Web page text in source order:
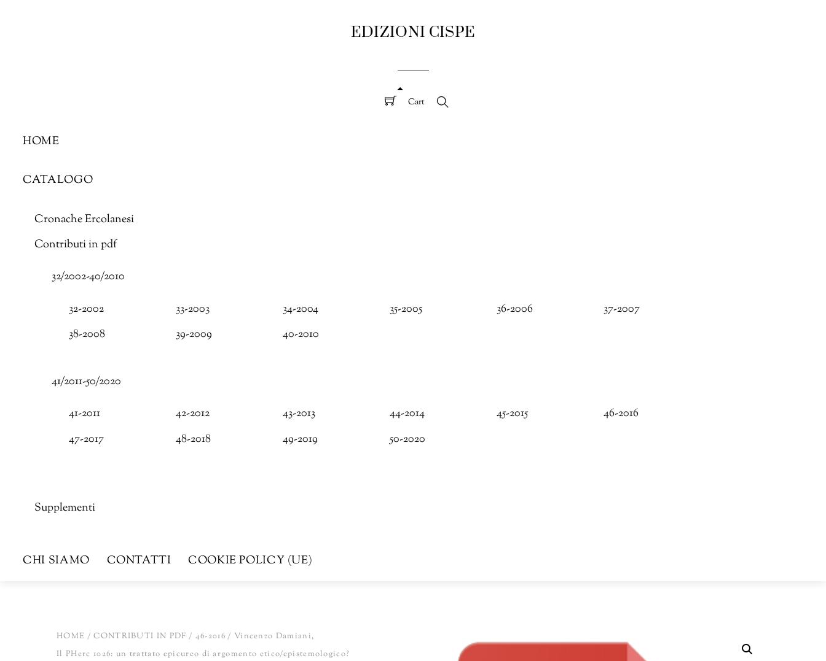
EDIZIONI CISPE
Cart
HOME
CATALOGO
Cronache Ercolanesi
Contributi in pdf
32/2002-40/2010
32-2002 33-2003 34-2004 35-2005 36-2006
37-2007
38-2008
39-2009 40-2010
41/2011-50/2020
41-2011 42-2012 43-2013 44-2014 45-2015
46-2016
47-2017
48-2018 49-2019 50-2020
Supplementi
CHI SIAMO CONTATTI COOKIE POLICY (UE)
HOME /CONTRIBUTI IN PDF / 46-2016/ Vincenzo Damiani,
Il PHerc 1026: un trattato epicureo di argomento etico/epistemologico?